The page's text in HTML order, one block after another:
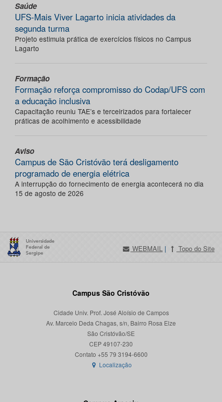
Saúde
UFS-Mais Viver Lagarto inicia atividades da
segunda turma
Projeto estimula prática de exercícios físicos no Campus
Lagarto
Formação
Formação reforça compromisso do Codap/UFS com
a educação inclusiva
Capacitação reuniu TAE’s e terceirizados para fortalecer
práticas de acolhimento e acessibilidade
Aviso
Campus de São Cristóvão terá desligamento
programado de energia elétrica
A interrupção do fornecimento de energia acontecerá no dia
15 de agosto de 2026
WEBMAIL | Topo do Site
Campus São Cristóvão
Cidade Univ. Prof. José Aloísio de Campos
Av. Marcelo Deda Chagas, s/n, Bairro Rosa Elze
São Cristóvão/SE
CEP 49107-230
Localização